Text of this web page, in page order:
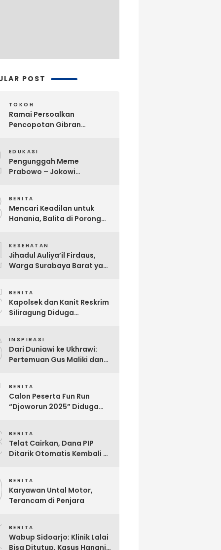
POST
TOKOH
Ramai Persoalkan
Pencopotan Gibran
Angkat Bicara
EDUKASI
Pengunggah Meme
Prabowo – Jokowi
BERITA
Mencari Keadilan untuk
Hanania, Balita di Porong
KESEHATAN
Jihadul Auliya’il Firdaus,
Warga Surabaya Barat yang
BERITA
Kapolsek dan Kanit Reskrim
Siliragung Diduga
INSPIRASI
Dari Duniawi ke Ukhrawi:
Pertemuan Gus Maliki dan
BERITA
Calon Peserta Fun Run
“Djoworun 2025” Diduga
BERITA
Telat Cairkan, Dana PIP
Ditarik Otomatis Kembali Ke
BERITA
Karyawan Untal Motor,
Terancam di Penjara
BERITA
Wabup Sidoarjo: Klinik Lalai
Bisa Ditutup, Kasus Hanania